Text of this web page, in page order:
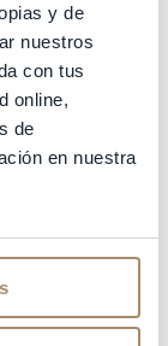
y de
nuestros
con tus
online,
de
en nuestra